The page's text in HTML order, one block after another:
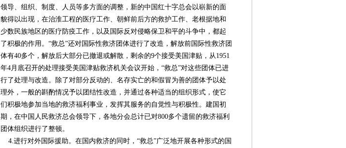
领导、组织、制度、人员等多方面的调整，新的中国红十字总会以崭新的面
貌得以出现，在治淮工程的医疗工作、朝鲜前后方的救护工作、老根据地和
少数民族地区的医疗防疫工作，以及国际反对侵略保卫和平的斗争中，都起
了积极的作用。“救总”还对国际性救济团体进行了改造，解放前国际性救济团
体有40多个，解放后大部分已撤退或解散，剩余的9个接受美国津贴，从1951
年4月底召开的处理接受美国津贴救济机关会议开始，“救总”对这些团体已进
行了处理与改造。除了对部分反动的、名存实亡的和假冒为善的团体予以处
理外，一般的斟酌情况予以团结性改造，并通过各种适当的组织形式，使它
们积极地参加当地的救济福利事业，发挥其服务的自觉性与积极性。建国初
期，在中国人民救济总会领导下，各地分会总计已对800多个遗留的救济福利
团体组织进行了整顿。
4.进行对外国际援助。在国内救济的同时，“救总”广泛地开展各种形式的国